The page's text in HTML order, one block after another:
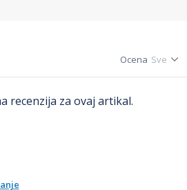
Ocena
recenzija za ovaj artikal.